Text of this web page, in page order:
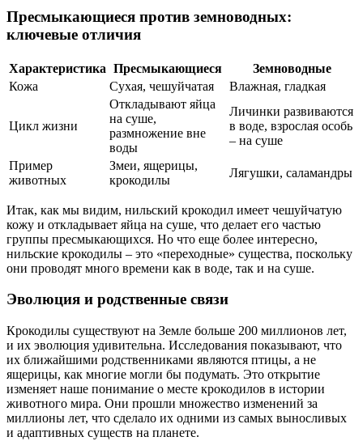
Пресмыкающиеся против земноводных:
ключевые отличия
Характеристика Пресмыкающиеся
Земноводные
Кожа
Сухая, чешуйчатая Влажная, гладкая
Цикл жизни
Откладывают яйца
на суше,
размножение вне
воды
Личинки развиваются
в воде, взрослая особь
– на суше
Пример
животных
Змеи, ящерицы,
крокодилы
Лягушки, саламандры
Итак, как мы видим, нильский крокодил имеет чешуйчатую
кожу и откладывает яйца на суше, что делает его частью
группы пресмыкающихся. Но что еще более интересно,
нильские крокодилы – это «переходные» существа, поскольку
они проводят много времени как в воде, так и на суше.
Эволюция и родственные связи
Крокодилы существуют на Земле больше 200 миллионов лет,
и их эволюция удивительна. Исследования показывают, что
их ближайшими родственниками являются птицы, а не
ящерицы, как многие могли бы подумать. Это открытие
изменяет наше понимание о месте крокодилов в истории
животного мира. Они прошли множество изменений за
миллионы лет, что сделало их одними из самых выносливых
и адаптивных существ на планете.